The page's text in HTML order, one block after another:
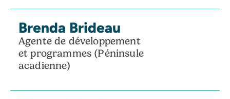
Brenda Brideau
Agente de développement
et programmes (Péninsule
acadienne)